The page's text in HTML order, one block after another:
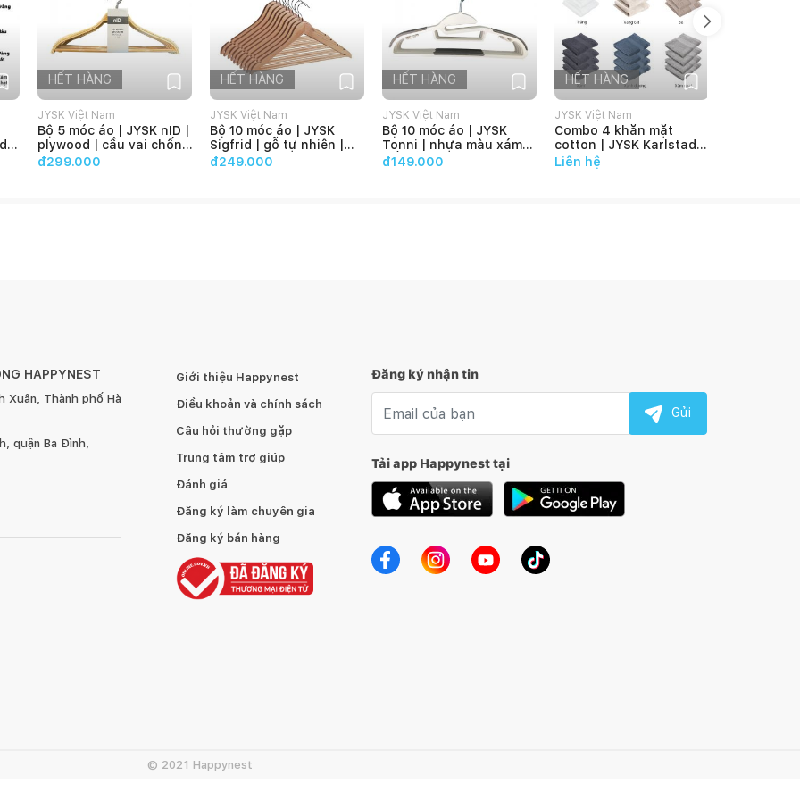
đậm | Ø11.5x1.8cm
đậm | Ø8.5x10.5cm
| Ø11x16cm
|
HẾT HÀNG
JYSK Việt Nam
Bộ 5 móc áo | JYSK nID |
plywood | cầu vai chống
trượt |
đ299.000
HẾT HÀNG
JYSK Việt Nam
Bộ 10 móc áo | JYSK
Sigfrid | gỗ tự nhiên |
44.5x23x1.2cm
đ249.000
HẾT HÀNG
JYSK Việt Nam
Bộ 10 móc áo | JYSK
Tonni | nhựa màu xám
trắng | 41.5x23x0.6 cm
đ149.000
HẾT HÀNG
JYSK Việt Nam
Combo 4 khăn mặt
cotton | JYSK Karlstad |
cùng màu kích thước |
28x30cm
Liên hệ
HAPPYNEST
Xuân, Thành phố Hà
quận Ba Đình,
Giới thiệu Happynest
Điều khoản và chính sách
Câu hỏi thường gặp
Trung tâm trợ giúp
Đánh giá
Đăng ký làm chuyên gia
Đăng ký bán hàng
Đăng ký nhận tin
Gửi
Tải app Happynest tại
© 2021 Happynest